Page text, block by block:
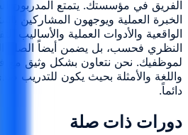
الفريق في مؤسستك. يتمتع المدربون
الخبرة العملية ويوجهون المشاركين
الواقعية والأدوات العملية والأساليب
النظري فحسب، بل يضمن أيضاً الصلة
لموظفيك. نحن نتعاون بشكل وثيق مع
واللغة والأمثلة بحيث يكون للتدريب
دائماً.
دورات ذات صلة